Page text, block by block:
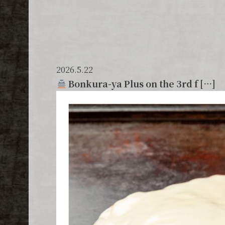
2026.5.22
Bonkura-ya Plus on the 3rd f […]